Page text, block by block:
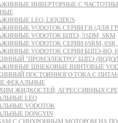
ИНВЕРТОРНЫЕ С
LEO, LIQUIDUS
VODOTOK СЕРИИ ГВ (ДЛЯ
VODOTOK БЦПЭ, 5SDM, SKM
VODOTOK СЕРИИ 6SRM,
VODOTOK СЕРИИ БЦПЭ-ВО,
"ПРОМЭЛЕКТРО" БЦПЭ
ШНЕКОВЫЕ ВИНТОВЫЕ
ПОСТОЯННОГО ТОКА С
ФЕКАЛЬНЫЕ
ЖИДКОСТЕЙ, АГРЕССИВНЫХ
LEO
VODOTOK
DONGYIN
С СИНХРОННЫМ МОТОРОМ НА